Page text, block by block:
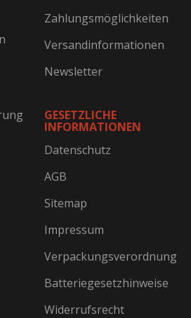
Zahlungsmöglichkeiten
Versandinformationen
Newsletter
GESETZLICHE
INFORMATIONEN
Datenschutz
AGB
Sitemap
Impressum
Verpackungsverordnung
Batteriegesetzhinweise
Widerrufsrecht